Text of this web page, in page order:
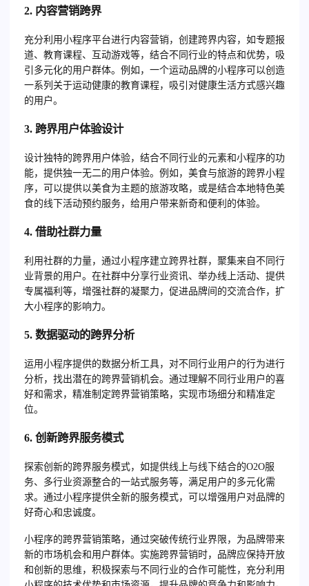
2. 内容营销跨界
充分利用小程序平台进行内容营销，创建跨界内容，如专题报
道、教育课程、互动游戏等，结合不同行业的特点和优势，吸
引多元化的用户群体。例如，一个运动品牌的小程序可以创造
一系列关于运动健康的教育课程，吸引对健康生活方式感兴趣
的用户。
3. 跨界用户体验设计
设计独特的跨界用户体验，结合不同行业的元素和小程序的功
能，提供独一无二的用户体验。例如，美食与旅游的跨界小程
序，可以提供以美食为主题的旅游攻略，或是结合本地特色美
食的线下活动预约服务，给用户带来新奇和便利的体验。
4. 借助社群力量
利用社群的力量，通过小程序建立跨界社群，聚集来自不同行
业背景的用户。在社群中分享行业资讯、举办线上活动、提供
专属福利等，增强社群的凝聚力，促进品牌间的交流合作，扩
大小程序的影响力。
5. 数据驱动的跨界分析
运用小程序提供的数据分析工具，对不同行业用户的行为进行
分析，找出潜在的跨界营销机会。通过理解不同行业用户的喜
好和需求，精准制定跨界营销策略，实现市场细分和精准定
位。
6. 创新跨界服务模式
探索创新的跨界服务模式，如提供线上与线下结合的O2O服
务、多行业资源整合的一站式服务等，满足用户的多元化需
求。通过小程序提供全新的服务模式，可以增强用户对品牌的
好奇心和忠诚度。
小程序的跨界营销策略，通过突破传统行业界限，为品牌带来
新的市场机会和用户群体。实施跨界营销时，品牌应保持开放
和创新的思维，积极探索与不同行业的合作可能性，充分利用